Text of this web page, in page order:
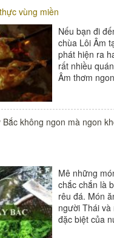
vùng miền
Nếu bạn đi
chùa Lôi Âm
phát hiện ra
rất nhiều
Âm thơm
không ngon mà ngon
Mê những
chắc chắn là
rêu đá. Món
người Thái
đặc biệt của